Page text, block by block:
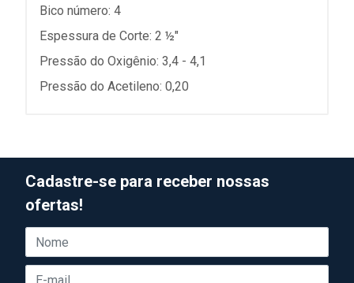
Bico número: 4
Espessura de Corte: 2 ½"
Pressão do Oxigênio: 3,4 - 4,1
Pressão do Acetileno: 0,20
Cadastre-se para receber nossas
ofertas!